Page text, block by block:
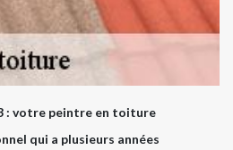
: votre peintre en toiture
qui a plusieurs années